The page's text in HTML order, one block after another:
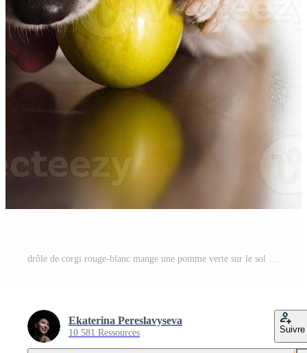
Ekaterina Pereslavyseva
10 581 Ressources Suivre